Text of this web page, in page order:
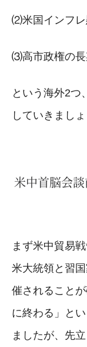
⑵米国インフレ
⑶高市政権の長
という海外2つ
していきましょ
米中首脳会
まず米中貿易
米大統領と習
催されること
に終わる」と
ましたが、先